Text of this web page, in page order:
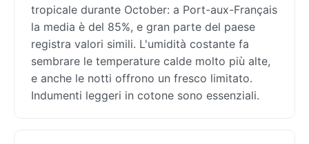
tropicale durante October: a Port-aux-Français
la media è del 85%, e gran parte del paese
registra valori simili. L'umidità costante fa
sembrare le temperature calde molto più alte,
e anche le notti offrono un fresco limitato.
Indumenti leggeri in cotone sono essenziali.